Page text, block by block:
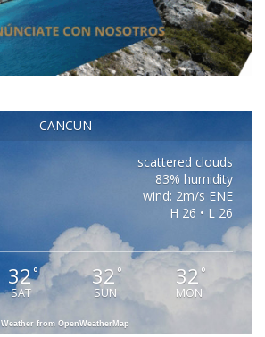
CANCUN
scattered clouds
83% humidity
wind: 2m/s ENE
H 26 • L 26
32°
SAT
32 °
SUN
32 °
MON
Weather from OpenWeatherMap